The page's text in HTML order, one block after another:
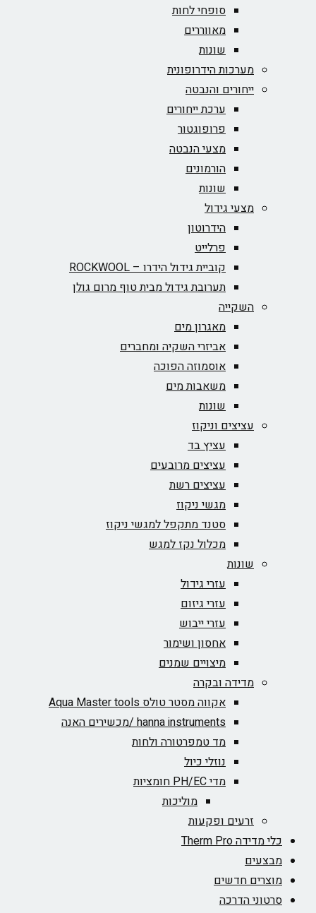
סופחי לחות
מאווררים
שונות
מערכות הידרופונית
ייחורים והנבטה
ערכת ייחורים
פרופוגטור
מצעי הנבטה
הורמונים
שונות
מצעי גידול
הידרוטון
פרלייט
קוביית גידול הידרו – ROCKWOOL‏
תערובת גידול מבית טוף מרום גולן
השקייה
מאגרון מים
אביזרי השקיה ומחברים
אוסמוזה הפוכה
משאבות מים
שונות
עציצים וניקוז
עציץ בד
עציצים מרובעים
עציצים רשת
מגשי ניקוז
סטנד מתקפל למגשי ניקוז
מכלול נקז למגש
שונות
עזרי גידול
עזרי גיזום
עזרי ייבוש
אחסון ושימור
מיצויים שמנים
מדידה ובקרה
אקווה מסטר טולס Aqua Master tools
hanna instruments /מכשירים האנה
מד טמפרטורה ולחות
נוזלי כיול
מדי PH/EC חומציות
מוליכות
זרעים ופקעות
כלי מדידה Therm Pro
מבצעים
מוצרים חדשים
סרטוני הדרכה